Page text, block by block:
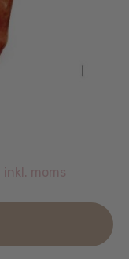
inkl. moms